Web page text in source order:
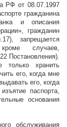
РФ от 08.07.1997
гражданина
и описания
гражданин
запрещается
случаев,
Постановления).
хранить
его, когда мне
его, когда
паспорта,
основания
обслуживания